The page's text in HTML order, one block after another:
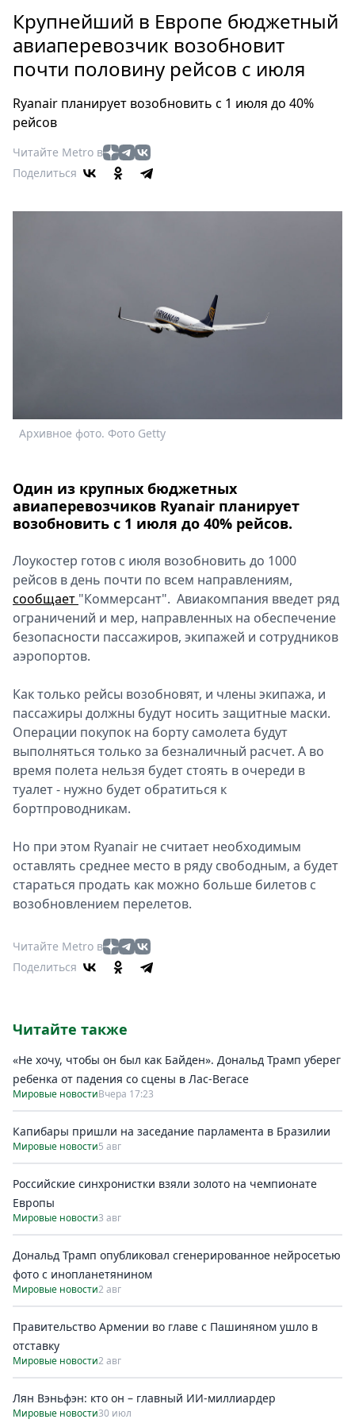
Россия
Мир
Здоровье
Туризм
Театр
Кино
2026
Крупнейший в Европе бюджетный
авиаперевозчик возобновит
почти половину рейсов с июля
Ryanair планирует возобновить с 1 июля до 40%
рейсов
Читайте Metro в
Поделиться
Архивное фото. Фото Getty
Один из крупных бюджетных
авиаперевозчиков Ryanair планирует
возобновить с 1 июля до 40% рейсов.
Лоукостер готов с июля возобновить до 1000
рейсов в день почти по всем направлениям,
сообщает "Коммерсант". Авиакомпания введет ряд
ограничений и мер, направленных на обеспечение
безопасности пассажиров, экипажей и сотрудников
аэропортов.
Как только рейсы возобновят, и члены экипажа, и
пассажиры должны будут носить защитные маски.
Операции покупок на борту самолета будут
выполняться только за безналичный расчет. А во
время полета нельзя будет стоять в очереди в
туалет - нужно будет обратиться к
бортпроводникам.
Но при этом Ryanair не считает необходимым
оставлять среднее место в ряду свободным, а будет
стараться продать как можно больше билетов с
возобновлением перелетов.
Читайте Metro в
Поделиться
Читайте также
«Не хочу, чтобы он был как Байден». Дональд Трамп уберег
ребенка от падения со сцены в Лас-Вегасе
Мировые новостиВчера 17:23
Капибары пришли на заседание парламента в Бразилии
Мировые новости5 авг
Российские синхронистки взяли золото на чемпионате
Европы
Мировые новости3 авг
Дональд Трамп опубликовал сгенерированное нейросетью
фото с инопланетянином
Мировые новости2 авг
Правительство Армении во главе с Пашиняном ушло в
отставку
Мировые новости2 авг
Лян Вэньфэн: кто он – главный ИИ-миллиардер
Мировые новости30 июл